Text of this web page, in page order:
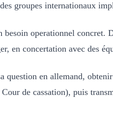
groupes internationaux
operationnel
en concertation avec des
en allemand,
de cassation), puis